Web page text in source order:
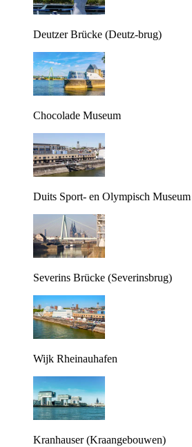
Deutzer Brücke (Deutz-brug)
Chocolade Museum
Duits Sport- en Olympisch Museum
Severins Brücke (Severinsbrug)
Wijk Rheinauhafen
Kranhauser (Kraangebouwen)